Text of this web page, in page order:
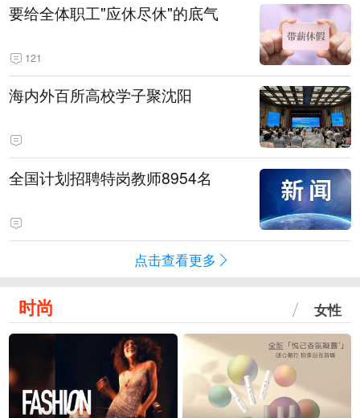
要给全体职工"应休尽休"的底气
121
海内外百所高校学子聚沈阳
全国计划招聘特岗教师8954名
点击查看更多
时尚 女性